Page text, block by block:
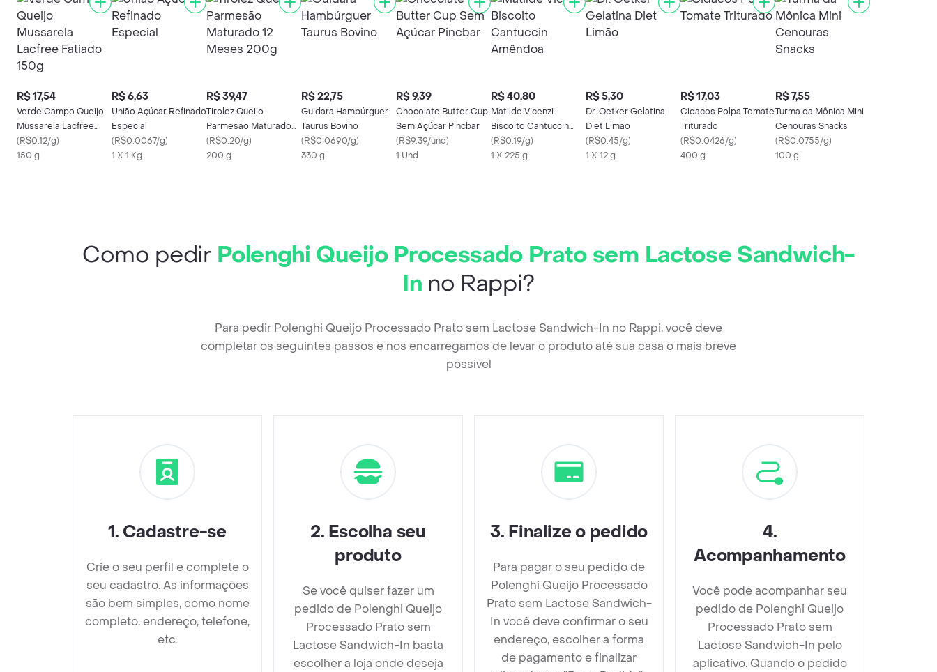
R$ 17,54
Verde Campo Queijo
Mussarela Lacfree
Fatiado 150g
(R$0.12/g)
150 g
R$ 6,63
União Açúcar Refinado
Especial
(R$0.0067/g)
1 X 1 Kg
R$ 39,47
Tirolez Queijo
Parmesão Maturado
12 Meses 200g
(R$0.20/g)
200 g
R$ 22,75
Guidara Hambúrguer
Taurus Bovino
(R$0.0690/g)
330 g
R$ 9,39
Chocolate Butter Cup
Sem Açúcar Pincbar
(R$9.39/und)
1 Und
R$ 40,80
Matilde Vicenzi
Biscoito Cantuccin
Amêndoa
(R$0.19/g)
1 X 225 g
R$ 5,30
Dr. Oetker Gelatina
Diet Limão
(R$0.45/g)
1 X 12 g
R$ 17,03
Cidacos Polpa Tomate
Triturado
(R$0.0426/g)
400 g
R$ 7,55
Turma da Mônica Mini
Cenouras Snacks
(R$0.0755/g)
100 g
Como pedir Polenghi Queijo Processado Prato sem Lactose Sandwich-
In no Rappi?
Para pedir Polenghi Queijo Processado Prato sem Lactose Sandwich-In no Rappi, você deve
completar os seguintes passos e nos encarregamos de levar o produto até sua casa o mais breve
possível
1. Cadastre-se
Crie o seu perfil e complete o
seu cadastro. As informações
são bem simples, como nome
completo, endereço, telefone,
etc.
2. Escolha seu
produto
Se você quiser fazer um
pedido de Polenghi Queijo
Processado Prato sem
Lactose Sandwich-In basta
escolher a loja onde deseja
3. Finalize o pedido
Para pagar o seu pedido de
Polenghi Queijo Processado
Prato sem Lactose Sandwich-
In você deve confirmar o seu
endereço, escolher a forma
de pagamento e finalizar
4.
Acompanhamento
Você pode acompanhar seu
pedido de Polenghi Queijo
Processado Prato sem
Lactose Sandwich-In pelo
aplicativo. Quando o pedido